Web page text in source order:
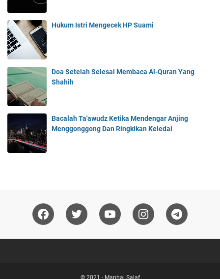
Hukum Istri Mengecek HP Suami
Doa Setelah Selesai Membaca Al-Quran Yang
Shahih
Bacalah Ta'awudz Ketika Mendengar Anjing
Menggonggong Dan Ringkikan Keledai
© 2021 - Manhaj Salaf